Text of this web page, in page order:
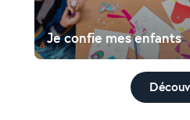
Je confie mes enfants